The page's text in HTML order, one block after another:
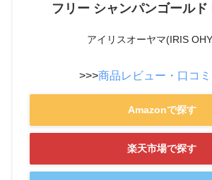
フリー シャンパンゴールド
アイリスオーヤマ(IRIS
>>>商品レビュー・口コ
Amazonで探す
楽天市場で探す